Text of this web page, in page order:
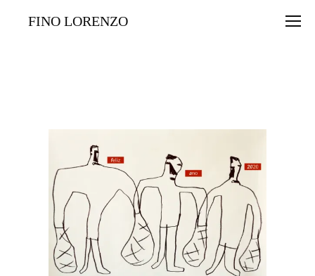
FINO LORENZO